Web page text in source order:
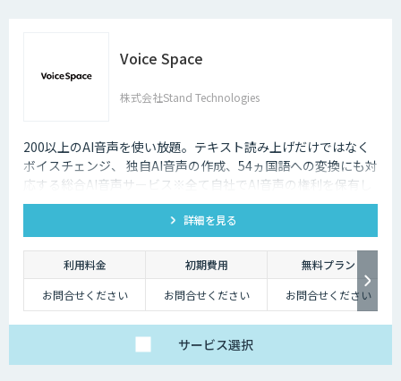
Voice Space
株式会社Stand Technologies
200以上のAI音声を使い放題。テキスト読み上げだけではなく
ボイスチェンジ、 独自AI音声の作成、54ヵ国語への変換にも対
応する総合AI音声サービス※全て自社でAI音声の権利を保有し
ているサービスに限る。自社調べ
詳細を見る
利用料金 初期費用
無料プラン
お問合せください
お問合せください お問合せください
サービス選択